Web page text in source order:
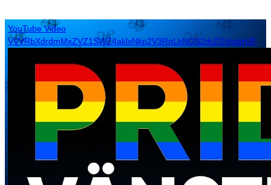
YouTube Video
VVVRbXdrdmMxZVZ1SWZ4aklxNkp2V3RnLkNOS2drZGVwbHJF